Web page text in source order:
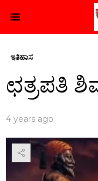
ಇತಿಹಾಸ
ಛತ್ರಪತಿ
4 years ago